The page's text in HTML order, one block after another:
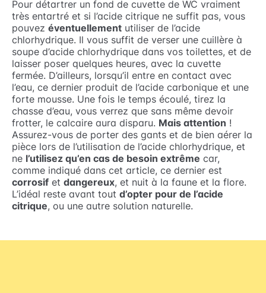
Pour détartrer un fond de cuvette de WC vraiment
très entartré et si l’acide citrique ne suffit pas, vous
pouvez éventuellement utiliser de l’acide
chlorhydrique. Il vous suffit de verser une cuillère à
soupe d’acide chlorhydrique dans vos toilettes, et de
laisser poser quelques heures, avec la cuvette
fermée. D’ailleurs, lorsqu’il entre en contact avec
l’eau, ce dernier produit de l’acide carbonique et une
forte mousse. Une fois le temps écoulé, tirez la
chasse d’eau, vous verrez que sans même devoir
frotter, le calcaire aura disparu. Mais attention !
Assurez-vous de porter des gants et de bien aérer la
pièce lors de l’utilisation de l’acide chlorhydrique, et
ne l’utilisez qu’en cas de besoin extrême car,
comme indiqué dans cet article, ce dernier est
corrosif et dangereux, et nuit à la faune et la flore.
L’idéal reste avant tout d’opter pour de l’acide
citrique, ou une autre solution naturelle.